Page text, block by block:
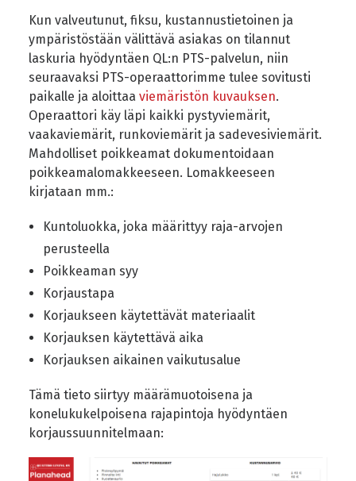
Kun valveutunut, fiksu, kustannustietoinen ja
ympäristöstään välittävä asiakas on tilannut
laskuria hyödyntäen QL:n PTS-palvelun, niin
seuraavaksi PTS-operaattorimme tulee sovitusti
paikalle ja aloittaa viemäristön kuvauksen.
Operaattori käy läpi kaikki pystyviemärit,
vaakaviemärit, runkoviemärit ja sadevesiviemärit.
Mahdolliset poikkeamat dokumentoidaan
poikkeamalomakkeeseen. Lomakkeeseen
kirjataan mm.:
Kuntoluokka, joka määrittyy raja-arvojen
perusteella
Poikkeaman syy
Korjaustapa
Korjaukseen käytettävät materiaalit
Korjauksen käytettävä aika
Korjauksen aikainen vaikutusalue
Tämä tieto siirtyy määrämuotoisena ja
konelukukelpoisena rajapintoja hyödyntäen
korjaussuunnitelmaan: